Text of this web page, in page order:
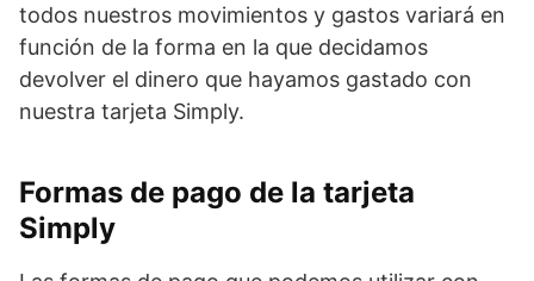
todos nuestros movimientos y gastos variará en
función de la forma en la que decidamos
devolver el dinero que hayamos gastado con
nuestra tarjeta Simply.
Formas de pago de la tarjeta
Simply